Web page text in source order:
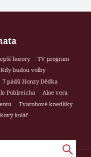
horory
TV program
Kdy budou volby
7 pádů Honzy Dědka
Pohlreicha
Aloe vera
Tvarohové knedlíky
koláč